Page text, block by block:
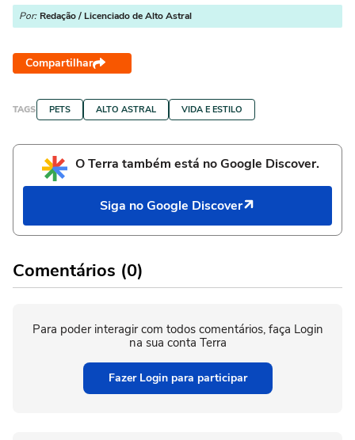
Por: Redação / Licenciado de Alto Astral
Compartilhar
TAGS PETS ALTO ASTRAL VIDA E ESTILO
O Terra também está no Google Discover.
Siga no Google Discover
Comentários (0)
Para poder interagir com todos comentários, faça Login
na sua conta Terra
Fazer Login para participar